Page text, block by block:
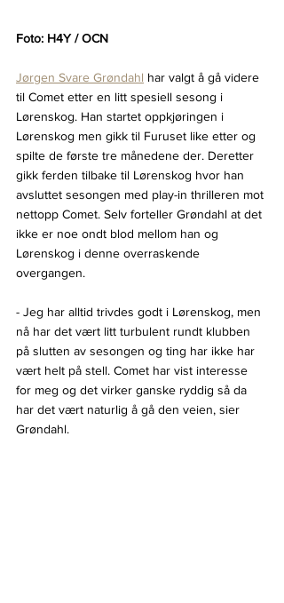
Foto: H4Y / OCN
Jørgen Svare Grøndahl har valgt å gå videre
til Comet etter en litt spesiell sesong i
Lørenskog. Han startet oppkjøringen i
Lørenskog men gikk til Furuset like etter og
spilte de første tre månedene der. Deretter
gikk ferden tilbake til Lørenskog hvor han
avsluttet sesongen med play-in thrilleren mot
nettopp Comet. Selv forteller Grøndahl at det
ikke er noe ondt blod mellom han og
Lørenskog i denne overraskende
overgangen.
- Jeg har alltid trivdes godt i Lørenskog, men
nå har det vært litt turbulent rundt klubben
på slutten av sesongen og ting har ikke har
vært helt på stell. Comet har vist interesse
for meg og det virker ganske ryddig så da
har det vært naturlig å gå den veien, sier
Grøndahl.